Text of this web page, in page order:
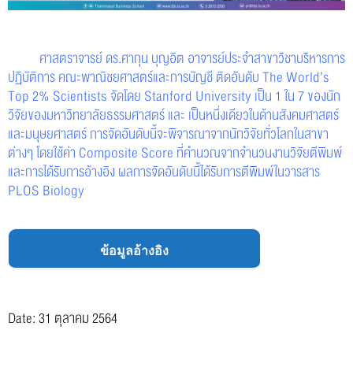
ศาสตราจารย์ ดร.ศากุน บุญอิต อาจารย์ประจำสาขาวิชาบริหารการ
ปฏิบัติการ คณะพาณิชยศาสตร์และการบัญชีติดอันดับ The World’s
Top 2% Scientists จัดโดย Stanford University เป็น 1 ใน 7 ของนัก
วิจัยของมหาวิทยาลัยธรรมศาสตร์ และ เป็นหนึ่งเดียวในด้านสังคมศาสตร์
และมนุษยศาสตร์การจัดอันดับนี้จะพิจารณาจากนักวิจัยทั่วโลกในสาขา
ต่างๆ โดยใช้ค่า Composite Score ที่คำนวณจากจำนวนงานวิจัยตีพิมพ์
และการได้รับการอ้างอิง ผลการจัดอันดับนี้ได้รับการตีพิมพ์ในวารสาร
PLOS Biology
ข้อมูลอ้างอิง
Date: 31 ตุลาคม 2564